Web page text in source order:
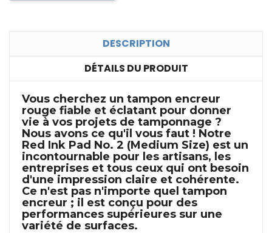
DESCRIPTION
DÉTAILS DU PRODUIT
Vous cherchez un tampon encreur
rouge fiable et éclatant pour donner
vie à vos projets de tamponnage ?
Nous avons ce qu'il vous faut ! Notre
Red Ink Pad No. 2 (Medium Size) est un
incontournable pour les artisans, les
entreprises et tous ceux qui ont besoin
d'une impression claire et cohérente.
Ce n'est pas n'importe quel tampon
encreur ; il est conçu pour des
performances supérieures sur une
variété de surfaces.